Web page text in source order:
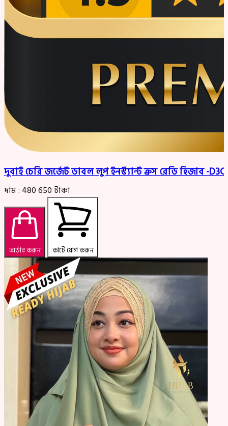
দুবাই চেরি জর্জেট ডাবল লুপ ইনস্ট্যান্ট ক্রস রেডি হিজাব -
দাম : 480650টাকা
অর্ডার করুন কার্টে যোগ করুন